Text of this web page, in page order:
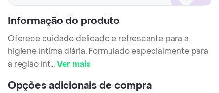
Informação do produto
Oferece cuidado delicado e refrescante para a
higiene íntima diária. Formulado especialmente para
a região ínt...Ver mais
Opções adicionais de compra